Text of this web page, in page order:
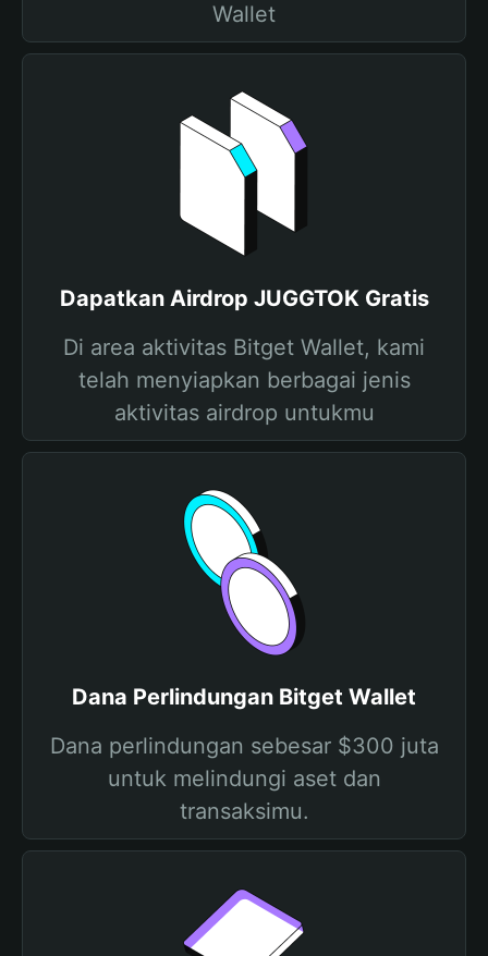
Wallet
Dapatkan Airdrop JUGGTOK Gratis
Di area aktivitas Bitget Wallet, kami
telah menyiapkan berbagai jenis
aktivitas airdrop untukmu
Dana Perlindungan Bitget Wallet
Dana perlindungan sebesar $300 juta
untuk melindungi aset dan
transaksimu.